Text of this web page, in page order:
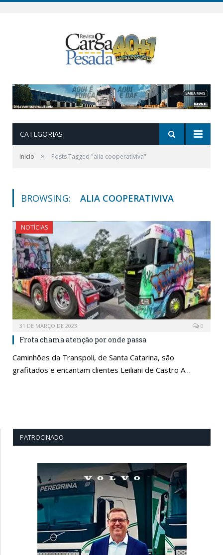
CATEGORIAS
Início » Posts Tagged "alia cooperativiva"
BROWSING: ALIA COOPERATIVIVA
NOTÍCIAS
31 DE MARÇO DE 2023 0
Frota chama atenção por onde passa
Caminhões da Transpoli, de Santa Catarina, são
grafitados e encantam clientes Leiliani de Castro A…
PATROCINADO